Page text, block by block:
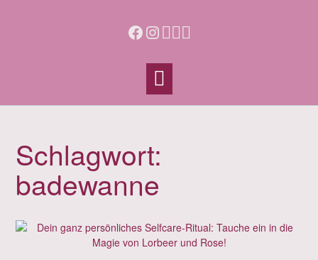
Facebook
Instagram
Schlagwort:
badewanne